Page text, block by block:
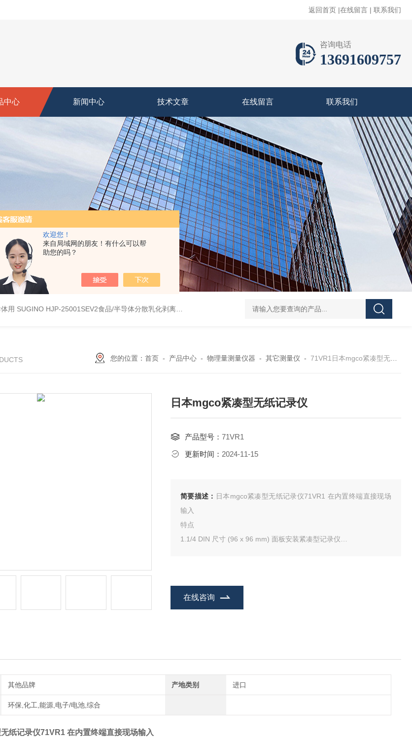
欢迎您！
来自局域网的朋友！有什么可以帮
助您的吗？
返回首页 |在线留言 | 联系我们
咨询电话
13691609757
中心 新闻中心 技术文章 在线留言 联系我们
用 SUGINO HJP-25001SEV2食品/半导体分散乳化剥离 湿法粉碎研磨机 HANTECH Auto Bar Coater韩国小型自动化涂布机 薄膜/金
您的位置： 首页- 产品中心- 物理量测量仪器 - 其它测量仪 - 71VR1日本mgco紧凑型无纸记录仪
日本mgco紧凑型无纸记录仪
产品型号： 71VR1
更新时间： 2024-11-15
简要描述： 日本mgco紧凑型无纸记录仪71VR1 在内置终端直接现场
输入
特点
1.1/4 DIN 尺寸 (96 x 96 mm) 面板安装紧凑型记录仪
5.在内置终端直接现场输入，通过Modbus RTU的远程输入可选
在线咨询
其他品牌 产地类别 进口
环保,化工,能源,电子/电池,综合
纸记录仪71VR1 在内置终端直接现场输入